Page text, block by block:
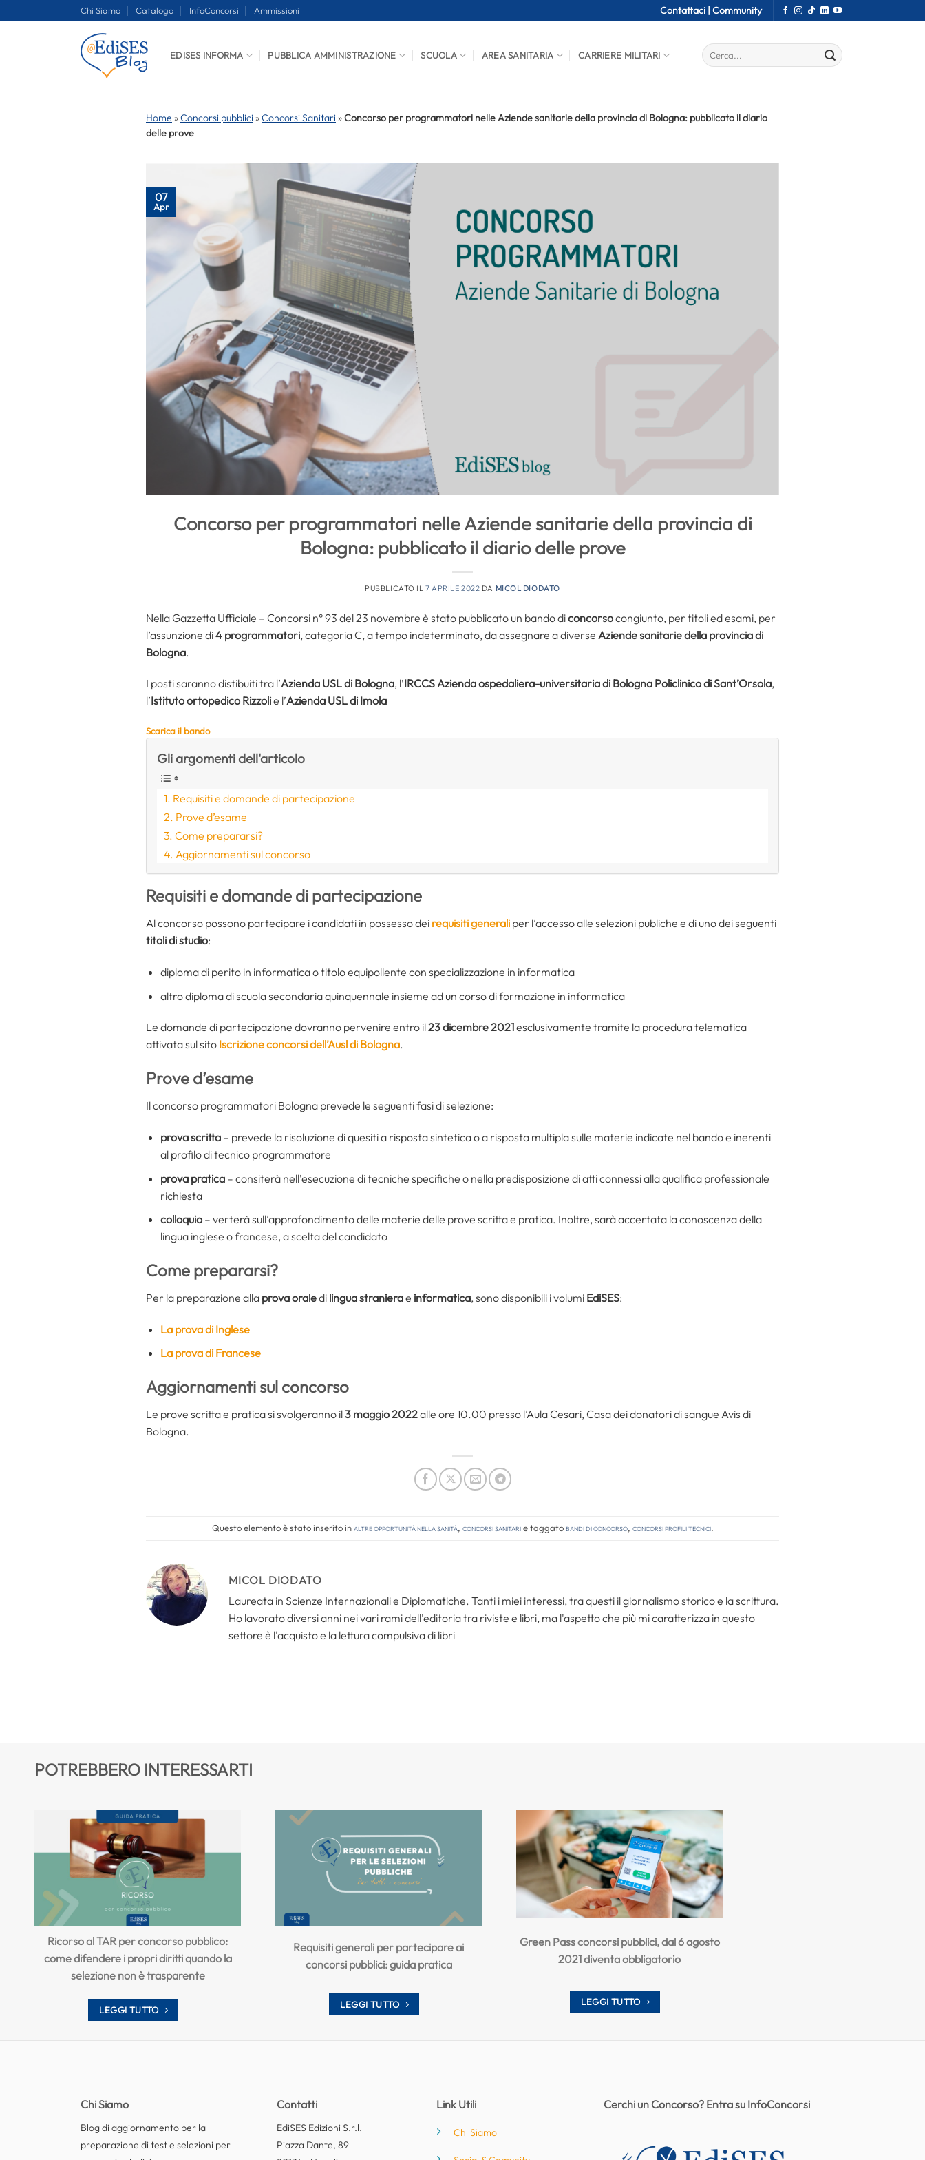
Chi Siamo Catalogo InfoConcorsi Ammissioni Contattaci | Community
EDISES INFORMA PUBBLICA AMMINISTRAZIONE SCUOLA AREA SANITARIA CARRIERE MILITARI
Home »Concorsi pubblici »Concorsi Sanitari »Concorso per programmatori nelle Aziende sanitarie della provincia di Bologna: pubblicato il diario
delle prove
07
Apr
Concorso per programmatori nelle Aziende sanitarie della provincia di
Bologna: pubblicato il diario delle prove
PUBBLICATO IL7 APRILE 2022 DA MICOL DIODATO
Nella Gazzetta Ufficiale – Concorsi n° 93 del 23 novembre è stato pubblicato un bando diconcorsocongiunto, per titoli ed esami, per
l’assunzione di4 programmatori, categoria C, a tempo indeterminato, da assegnare a diverse Aziende sanitarie della provincia di
Bologna.
I posti saranno distibuiti tra l’Azienda USL di Bologna, l’IRCCS Azienda ospedaliera-universitaria di Bologna Policlinico di Sant’Orsola,
l’Istituto ortopedico Rizzolie l’Azienda USL di Imola
Scarica il bando
Gli argomenti dell'articolo
Requisiti e domande di partecipazione
Prove d’esame
Come prepararsi?
Aggiornamenti sul concorso
Requisiti e domande di partecipazione
Al concorso possono partecipare i candidati in possesso dei requisiti generali per l’accesso alle selezioni publiche e di uno dei seguenti
titoli di studio:
diploma di perito in informatica o titolo equipollente con specializzazione in informatica
altro diploma di scuola secondaria quinquennale insieme ad un corso di formazione in informatica
Le domande di partecipazione dovranno pervenire entro il23 dicembre 2021esclusivamente tramite la procedura telematica
attivata sul sito Iscrizione concorsi dell’Ausl di Bologna.
Prove d’esame
Il concorso programmatori Bologna prevede le seguenti fasi di selezione:
prova scritta– prevede la risoluzione di quesiti a risposta sintetica o a risposta multipla sulle materie indicate nel bando e inerenti
al profilo di tecnico programmatore
prova pratica– consiterà nell’esecuzione di tecniche specifiche o nella predisposizione di atti connessi alla qualifica professionale
richiesta
colloquio– verterà sull’approfondimento delle materie delle prove scritta e pratica. Inoltre, sarà accertata la conoscenza della
lingua inglese o francese, a scelta del candidato
Come prepararsi?
Per la preparazione alla prova oraledi lingua stranierae informatica, sono disponibili i volumi EdiSES:
La prova di Inglese
La prova di Francese
Aggiornamenti sul concorso
Le prove scritta e pratica si svolgeranno il3 maggio 2022alle ore 10.00 presso l’Aula Cesari, Casa dei donatori di sangue Avis di
Bologna.
Questo elemento è stato inserito inAltre opportunità nella sanità, Concorsi Sanitarie taggatobandi di concorso, concorsi profili tecnici.
MICOL DIODATO
Laureata in Scienze Internazionali e Diplomatiche. Tanti i miei interessi, tra questi il giornalismo storico e la scrittura.
Ho lavorato diversi anni nei vari rami dell'editoria tra riviste e libri, ma l'aspetto che più mi caratterizza in questo
settore è l'acquisto e la lettura compulsiva di libri
POTREBBERO INTERESSARTI
Ricorso al TAR per concorso pubblico:
come difendere i propri diritti quando la
selezione non è trasparente
LEGGI TUTTO
Requisiti generali per partecipare ai
concorsi pubblici: guida pratica
LEGGI TUTTO
Green Pass concorsi pubblici, dal 6 agosto
2021 diventa obbligatorio
LEGGI TUTTO
Chi Siamo
Blog di aggiornamento per la
preparazione di test e selezioni per
Contatti
EdiSES Edizioni S.r.l.
Piazza Dante, 89
Link Utili
Chi Siamo
Cerchi un Concorso? Entra su InfoConcorsi